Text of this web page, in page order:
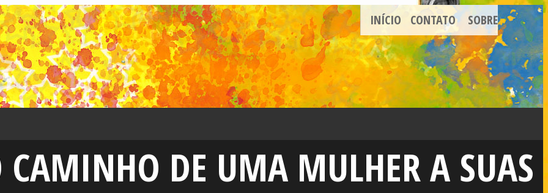
INÍCIO CONTATO SOBRE
DE UMA MULHER A SUAS